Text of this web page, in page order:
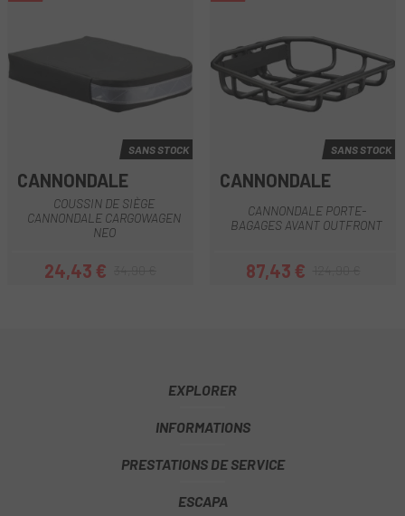
SANS STOCK
CANNONDALE
COUSSIN DE SIÈGE
CANNONDALE CARGOWAGEN
NEO
Prix
24,43 €Prix habituel
SANS STOCK
CANNONDALE
CANNONDALE PORTE-
BAGAGES AVANT OUTFRONT
Prix
87,43 €Prix habituel
EXPLORER
INFORMATIONS
PRESTATIONS DE SERVICE
ESCAPA